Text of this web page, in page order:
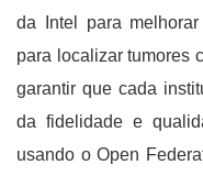
da Intel para
para localizar tumores
garantir que cada
da fidelidade e
usando o Open